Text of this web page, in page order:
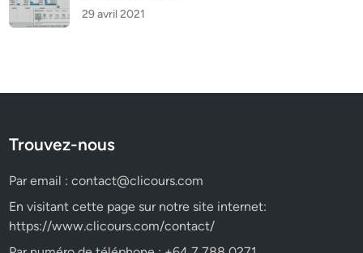
29 avril 2021
Trouvez-nous
Par email :contact@clicours.com
En visitant cette page sur notre site internet:
https://www.clicours.com/contact/